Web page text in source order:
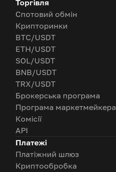
Торгівля
Спотовий обмін
Крипторинки
BTC/USDT
ETH/USDT
SOL/USDT
BNB/USDT
TRX/USDT
Брокерська програма
Програма маркетмейкера
Комісії
API
Платежі
Платіжний шлюз
Криптообробка